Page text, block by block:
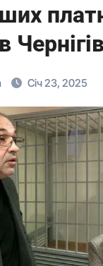
Січ 23, 2025